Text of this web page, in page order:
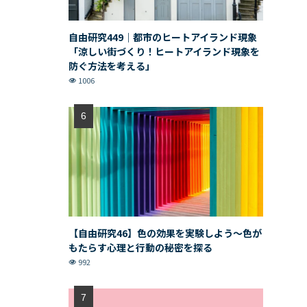
自由研究449｜都市のヒートアイランド現象
「涼しい街づくり！ヒートアイランド現象を
防ぐ方法を考える」
1006
【自由研究46】色の効果を実験しよう〜色が
もたらす心理と行動の秘密を探る
992